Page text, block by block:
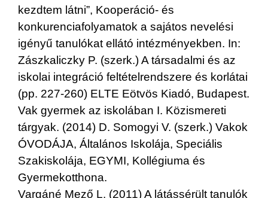
kezdtem látni”, Kooperáció- és
konkurenciafolyamatok a sajátos nevelési
igényű tanulókat ellátó intézményekben. In:
Zászkaliczky P. (szerk.) A társadalmi és az
iskolai integráció feltételrendszere és korlátai
(pp. 227-260) ELTE Eötvös Kiadó, Budapest.
Vak gyermek az iskolában I. Közismereti
tárgyak. (2014) D. Somogyi V. (szerk.) Vakok
ÓVODÁJA, Általános Iskolája, Speciális
Szakiskolája, EGYMI, Kollégiuma és
Gyermekotthona.
Vargáné Mező L. (2011) A látássérült tanulók